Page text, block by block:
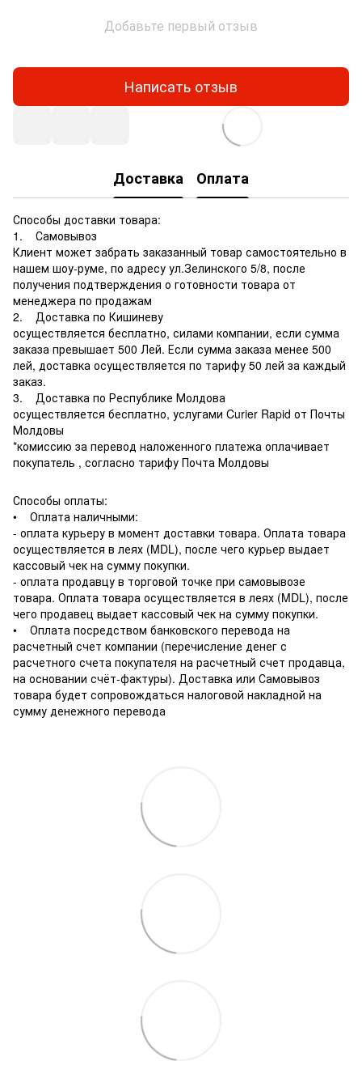
Добавьте первый отзыв
Написать отзыв
Доставка Оплата
Способы доставки товара:
1. Самовывоз
Клиент может забрать заказанный товар самостоятельно в
нашем шоу-руме, по адресу ул.Зелинского 5/8, после
получения подтверждения о готовности товара от
менеджера по продажам
2. Доставка по Кишиневу
осуществляется бесплатно, силами компании, если сумма
заказа превышает 500 Лей. Если сумма заказа менее 500
лей, доставка осуществляется по тарифу 50 лей за каждый
заказ.
3. Доставка по Республике Молдова
осуществляется бесплатно, услугами Curier Rapid от Почты
Молдовы
*комиссию за перевод наложенного платежа оплачивает
покупатель , согласно тарифу Почта Молдовы
Способы оплаты:
• Оплата наличными:
- оплата курьеру в момент доставки товара. Оплата товара
осуществляется в леях (MDL), после чего курьер выдает
кассовый чек на сумму покупки.
- оплата продавцу в торговой точке при самовывозе
товара. Оплата товара осуществляется в леях (MDL), после
чего продавец выдает кассовый чек на сумму покупки.
• Оплата посредством банковского перевода на
расчетный счет компании (перечисление денег с
расчетного счета покупателя на расчетный счет продавца,
на основании счёт-фактуры). Доставка или Самовывоз
товара будет сопровождаться налоговой накладной на
сумму денежного перевода